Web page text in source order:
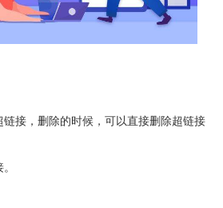
接，删除的时候，可以直接删除超链接